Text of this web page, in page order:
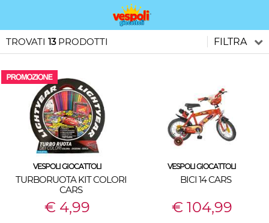
TROVATI 13PRODOTTI FILTRA
VESPOLI GIOCATTOLI
TURBORUOTA KIT COLORI
CARS
€ 4,99
VESPOLI GIOCATTOLI
BICI 14 CARS
€ 104,99